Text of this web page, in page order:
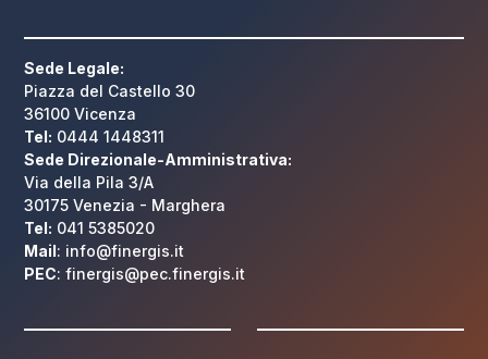
Sede Legale:
Piazza del Castello 30
36100 Vicenza
Tel: 0444 1448311
Sede Direzionale-Amministrativa:
Via della Pila 3/A
30175 Venezia - Marghera
Tel: 041 5385020
Mail: info@finergis.it
PEC: finergis@pec.finergis.it